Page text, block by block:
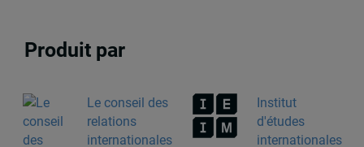
Produit par
Le conseil des
relations
internationales
Institut
d'études
internationales